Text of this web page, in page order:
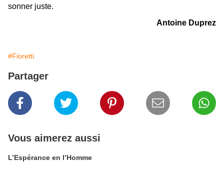
sonner juste.
Antoine Duprez
#Fioretti
Partager
Vous aimerez aussi
L’Espérance en l’Homme